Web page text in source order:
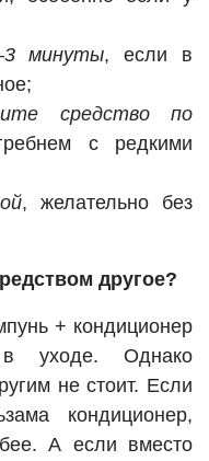
минуты, если в
средство по
с редкими
, желательно без
другое?
+ кондиционер
уходе. Однако
не стоит. Если
кондиционер,
А если вместо